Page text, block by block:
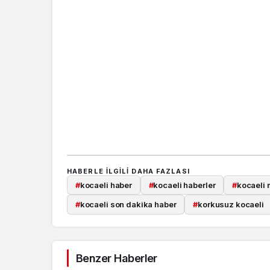
HABERLE ILGILI DAHA FAZLASI
#kocaeli haber #kocaeli haberler #kocaeli
#kocaeli son dakika haber #korkusuz kocaeli
Benzer Haberler
Güncel
Özlem Arslan
sonuçlandı: Katil
indirimsiz